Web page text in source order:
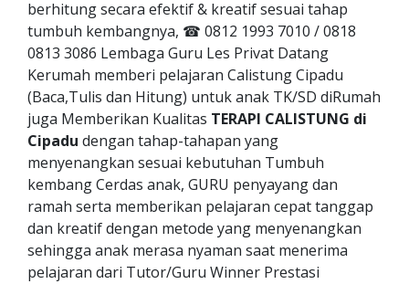
berhitung secara efektif & kreatif sesuai tahap
tumbuh kembangnya, ☎ 0812 1993 7010 / 0818
0813 3086 Lembaga Guru Les Privat Datang
Kerumah memberi pelajaran Calistung Cipadu
(Baca,Tulis dan Hitung) untuk anak TK/SD diRumah
juga Memberikan Kualitas TERAPI CALISTUNG di
Cipadu dengan tahap-tahapan yang
menyenangkan sesuai kebutuhan Tumbuh
kembang Cerdas anak, GURU penyayang dan
ramah serta memberikan pelajaran cepat tanggap
dan kreatif dengan metode yang menyenangkan
sehingga anak merasa nyaman saat menerima
pelajaran dari Tutor/Guru Winner Prestasi